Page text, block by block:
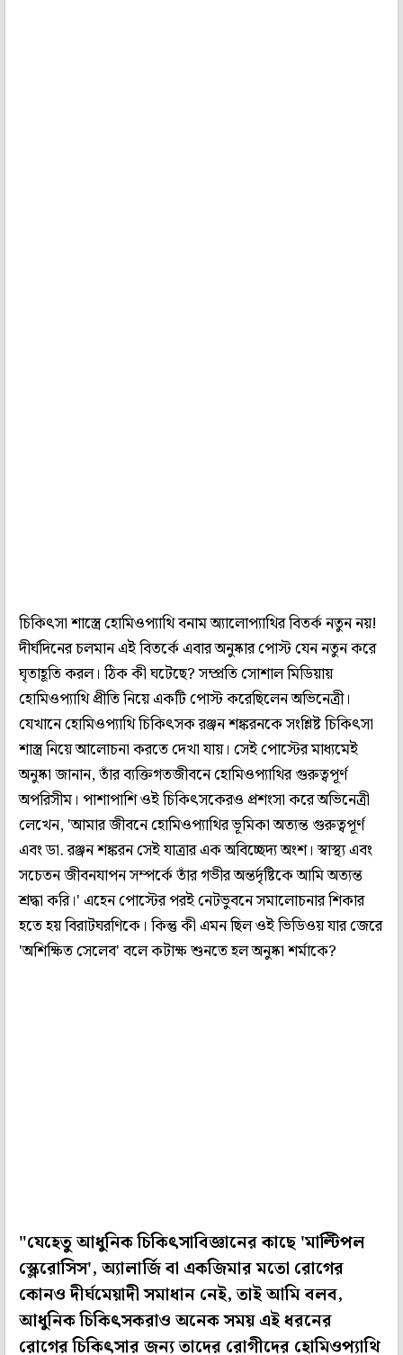
চিকিৎসা শাস্ত্রে হোমিওপ্যাথি বনাম অ্যালোপ্যাথির বিতর্ক নতুন নয়!
দীর্ঘদিনের চলমান এই বিতর্কে এবার অনুষ্কার পোস্ট যেন নতুন করে
ঘৃতাহূতি করল। ঠিক কী ঘটেছে? সম্প্রতি সোশাল মিডিয়ায়
হোমিওপ্যাথি প্রীতি নিয়ে একটি পোস্ট করেছিলেন অভিনেত্রী।
যেখানে হোমিওপ্যাথি চিকিৎসক রঞ্জন শঙ্করনকে সংশ্লিষ্ট চিকিৎসা
শাস্ত্র নিয়ে আলোচনা করতে দেখা যায়। সেই পোস্টের মাধ্যমেই
অনুষ্কা জানান, তাঁর ব্যক্তিগতজীবনে হোমিওপ্যাথির গুরুত্বপূর্ণ
অপরিসীম। পাশাপাশি ওই চিকিৎসকেরও প্রশংসা করে অভিনেত্রী
লেখেন, 'আমার জীবনে হোমিওপ্যাথির ভূমিকা অত্যন্ত গুরুত্বপূর্ণ
এবং ডা. রঞ্জন শঙ্করন সেই যাত্রার এক অবিচ্ছেদ্য অংশ। স্বাস্থ্য এবং
সচেতন জীবনযাপন সম্পর্কে তাঁর গভীর অন্তর্দৃষ্টিকে আমি অত্যন্ত
শ্রদ্ধা করি।' এহেন পোস্টের পরই নেটভুবনে সমালোচনার শিকার
হতে হয় বিরাটঘরণিকে। কিন্তু কী এমন ছিল ওই ভিডিওয় যার জেরে
'অশিক্ষিত সেলেব' বলে কটাক্ষ শুনতে হল অনুষ্কা শর্মাকে?
"যেহেতু আধুনিক চিকিৎসাবিজ্ঞানের কাছে 'মাল্টিপল
স্ক্লেরোসিস', অ্যালার্জি বা একজিমার মতো রোগের
কোনও দীর্ঘমেয়াদী সমাধান নেই, তাই আমি বলব,
আধুনিক চিকিৎসকরাও অনেক সময় এই ধরনের
রোগের চিকিৎসার জন্য তাদের রোগীদের হোমিওপ্যাথি